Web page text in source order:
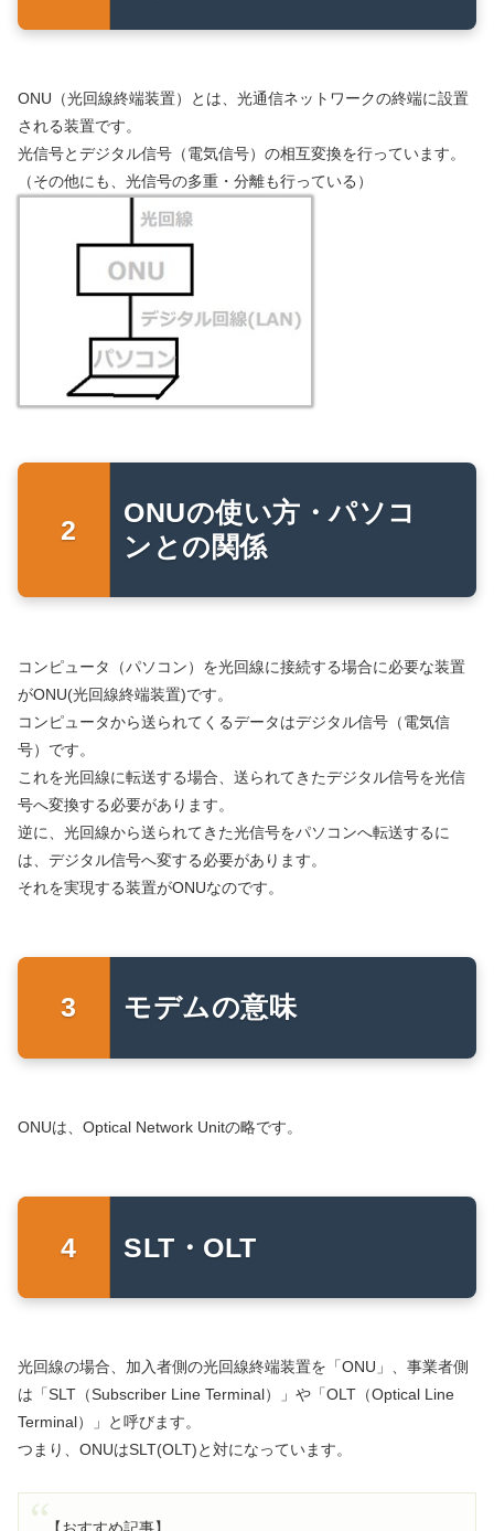
ONU（光回線終端装置）とは、光通信ネットワークの終端に設置
される装置です。
光信号とデジタル信号（電気信号）の相互変換を行っています。
（その他にも、光信号の多重・分離も行っている）
ONUの使い方・パソコ
ンとの関係
コンピュータ（パソコン）を光回線に接続する場合に必要な装置
がONU(光回線終端装置)です。
コンピュータから送られてくるデータはデジタル信号（電気信
号）です。
これを光回線に転送する場合、送られてきたデジタル信号を光信
号へ変換する必要があります。
逆に、光回線から送られてきた光信号をパソコンへ転送するに
は、デジタル信号へ変する必要があります。
それを実現する装置がONUなのです。
モデムの意味
ONUは、Optical Network Unitの略です。
SLT・OLT
光回線の場合、加入者側の光回線終端装置を「ONU」、事業者側
は「SLT（Subscriber Line Terminal）」や「OLT（Optical Line
Terminal）」と呼びます。
つまり、ONUはSLT(OLT)と対になっています。